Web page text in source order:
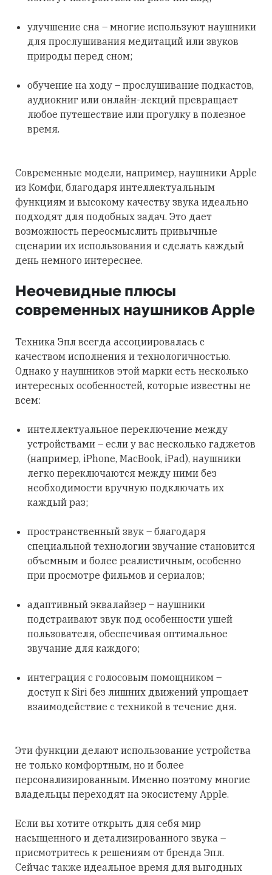
улучшение сна – многие используют наушники
для прослушивания медитаций или звуков
природы перед сном;
обучение на ходу – прослушивание подкастов,
аудиокниг или онлайн-лекций превращает
любое путешествие или прогулку в полезное
время.
Современные модели, например, наушники Apple
из Комфи, благодаря интеллектуальным
функциям и высокому качеству звука идеально
подходят для подобных задач. Это дает
возможность переосмыслить привычные
сценарии их использования и сделать каждый
день немного интереснее.
Неочевидные плюсы
современных наушников Apple
Техника Эпл всегда ассоциировалась с
качеством исполнения и технологичностью.
Однако у наушников этой марки есть несколько
интересных особенностей, которые известны не
всем:
интеллектуальное переключение между
устройствами – если у вас несколько гаджетов
(например, iPhone, MacBook, iPad), наушники
легко переключаются между ними без
необходимости вручную подключать их
каждый раз;
пространственный звук – благодаря
специальной технологии звучание становится
объемным и более реалистичным, особенно
при просмотре фильмов и сериалов;
адаптивный эквалайзер – наушники
подстраивают звук под особенности ушей
пользователя, обеспечивая оптимальное
звучание для каждого;
интеграция с голосовым помощником –
доступ к Siri без лишних движений упрощает
взаимодействие с техникой в течение дня.
Эти функции делают использование устройства
не только комфортным, но и более
персонализированным. Именно поэтому многие
владельцы переходят на экосистему Apple.
Если вы хотите открыть для себя мир
насыщенного и детализированного звука –
присмотритесь к решениям от бренда Эпл.
Сейчас также идеальное время для выгодных